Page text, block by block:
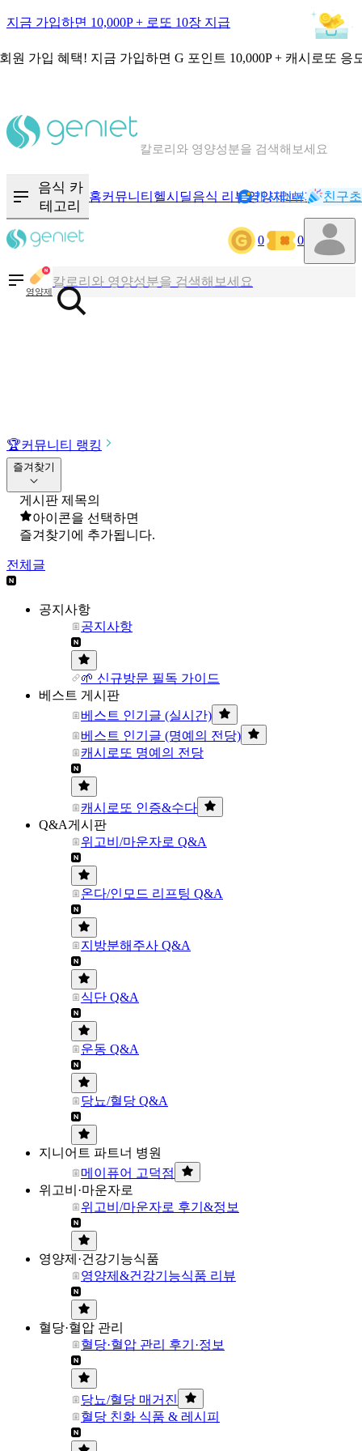
지금 가입하면 10,000P + 로또 10장 지급
원 가입 혜택! 지금 가입하면 G 포인트 10,000P + 캐시로또 응
혈당 · 다이어트 음식 검색해보세요
음식 카
테고리
홈커뮤니티 헬시딜음식 리뷰영양제NEW기록
캐시리뷰 친구
0 0
영양제
칼로리와 영양성분을 검색해보세요
혈당 · 다이어트 음식 검색해보세요
음식 · 영양제 리뷰를 찾아보세요
🏆커뮤니티 랭킹
즐겨찾기
게시판 제목의
아이콘을 선택하면
즐겨찾기에 추가됩니다.
전체글
공지사항
공지사항
🌱 신규방문 필독 가이드
베스트 게시판
베스트 인기글 (실시간)
베스트 인기글 (명예의 전당)
캐시로또 명예의 전당
캐시로또 인증&수다
Q&A게시판
위고비/마운자로 Q&A
온다/인모드 리프팅 Q&A
지방분해주사 Q&A
식단 Q&A
운동 Q&A
당뇨/혈당 Q&A
지니어트 파트너 병원
메이퓨어 고덕점
위고비·마운자로
위고비/마운자로 후기&정보
영양제·건강기능식품
영양제&건강기능식품 리뷰
혈당·혈압 관리
혈당·혈압 관리 후기·정보
당뇨/혈당 매거진
혈당 친화 식품 & 레시피